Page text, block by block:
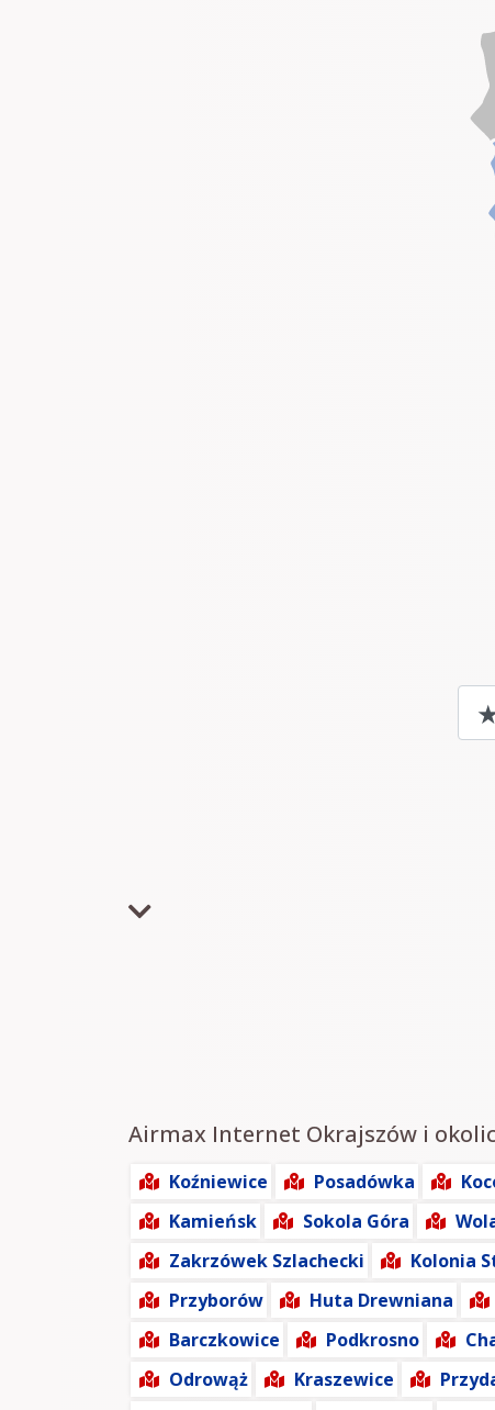
Airmax Internet Okrajszów i
Koźniewice Posadówka
Kamieńsk
Sokola Góra
Zakrzówek Szlachecki
Kolonia
Przyborów
Huta Drewniana
Barczkowice
Podkrosno
Odrowąż
Kraszewice